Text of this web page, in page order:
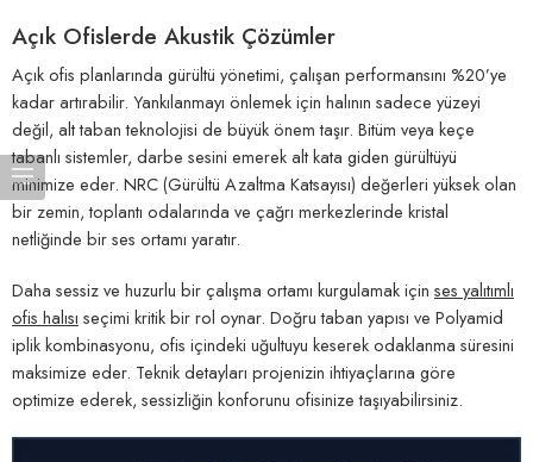
Açık Ofislerde Akustik Çözümler
Açık ofis planlarında gürültü yönetimi, çalışan performansını %20’ye
kadar artırabilir. Yankılanmayı önlemek için halının sadece yüzeyi
değil, alt taban teknolojisi de büyük önem taşır. Bitüm veya keçe
tabanlı sistemler, darbe sesini emerek alt kata giden gürültüyü
minimize eder. NRC (Gürültü Azaltma Katsayısı) değerleri yüksek olan
bir zemin, toplantı odalarında ve çağrı merkezlerinde kristal
netliğinde bir ses ortamı yaratır.
Daha sessiz ve huzurlu bir çalışma ortamı kurgulamak için ses yalıtımlı
ofis halısı seçimi kritik bir rol oynar. Doğru taban yapısı ve Polyamid
iplik kombinasyonu, ofis içindeki uğultuyu keserek odaklanma süresini
maksimize eder. Teknik detayları projenizin ihtiyaçlarına göre
optimize ederek, sessizliğin konforunu ofisinize taşıyabilirsiniz.